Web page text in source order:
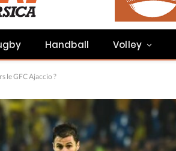
Handball Volley
le GFC Ajaccio ?